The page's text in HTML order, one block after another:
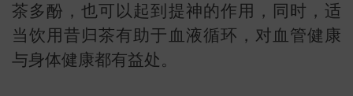
茶 网站
茶多酚，也可以起到提神的作用，同时，适
当饮用昔归茶有助于血液循环，对血管健康
与身体健康都有益处。